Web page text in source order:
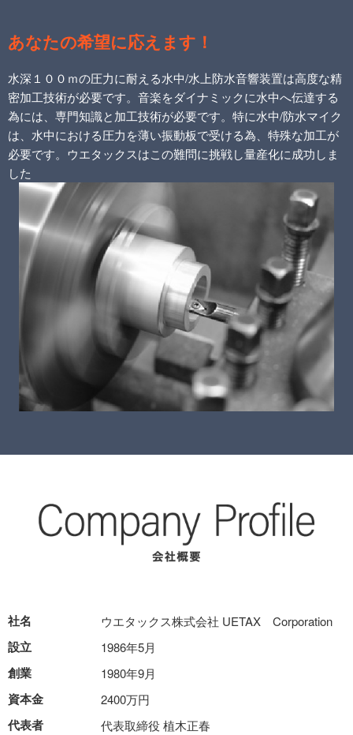
あなたの希望に応えます！
水深１００ｍの圧力に耐える水中/水上防水音響装置は高度な精
密加工技術が必要です。音楽をダイナミックに水中へ伝達する
為には、専門知識と加工技術が必要です。特に水中/防水マイク
は、水中における圧力を薄い振動板で受ける為、特殊な加工が
必要です。ウエタックスはこの難問に挑戦し量産化に成功しま
した
社名 ウエタックス株式会社 UETAX Corporation
設立 1986年5月
創業 1980年9月
資本金 2400万円
代表者 代表取締役 植木正春